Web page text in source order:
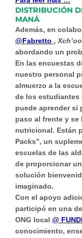
DISTRIBUCIÓN
MANÁ
Además, en
@Fabretto ,
abordando un
En las encuestas
nuestro personal
almuerzo a la
de los estudiantes
puede aprender si
paso al frente y
nutricional. Están
Packs”, un
escuelas de las
de proporcionar
solución
imaginado.
Con el apoyo
participó en una
ONG local @
conocimiento,